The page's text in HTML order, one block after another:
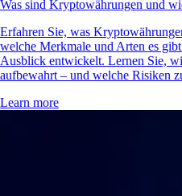
Was sind Kryptowährungen und
Erfahren Sie, was
welche Merkmale und Arten es
Ausblick entwickelt. Lernen Sie,
aufbewahrt – und welche Risiken
Learn more